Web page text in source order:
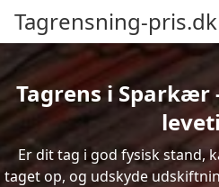
Tagrensning-pris.dk
Tagrens i
Er dit tag i god fysisk stand,
taget op, og udskyde